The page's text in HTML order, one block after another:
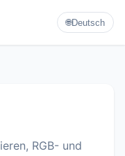
🌐Deutsch
RGB- und